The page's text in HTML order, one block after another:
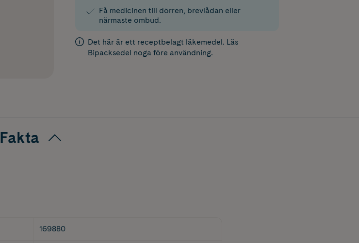
Få medicinen till dörren, brevlådan eller
närmaste ombud.
Det här är ett receptbelagt läkemedel. Läs
Bipacksedel noga före användning.
Fakta
169880